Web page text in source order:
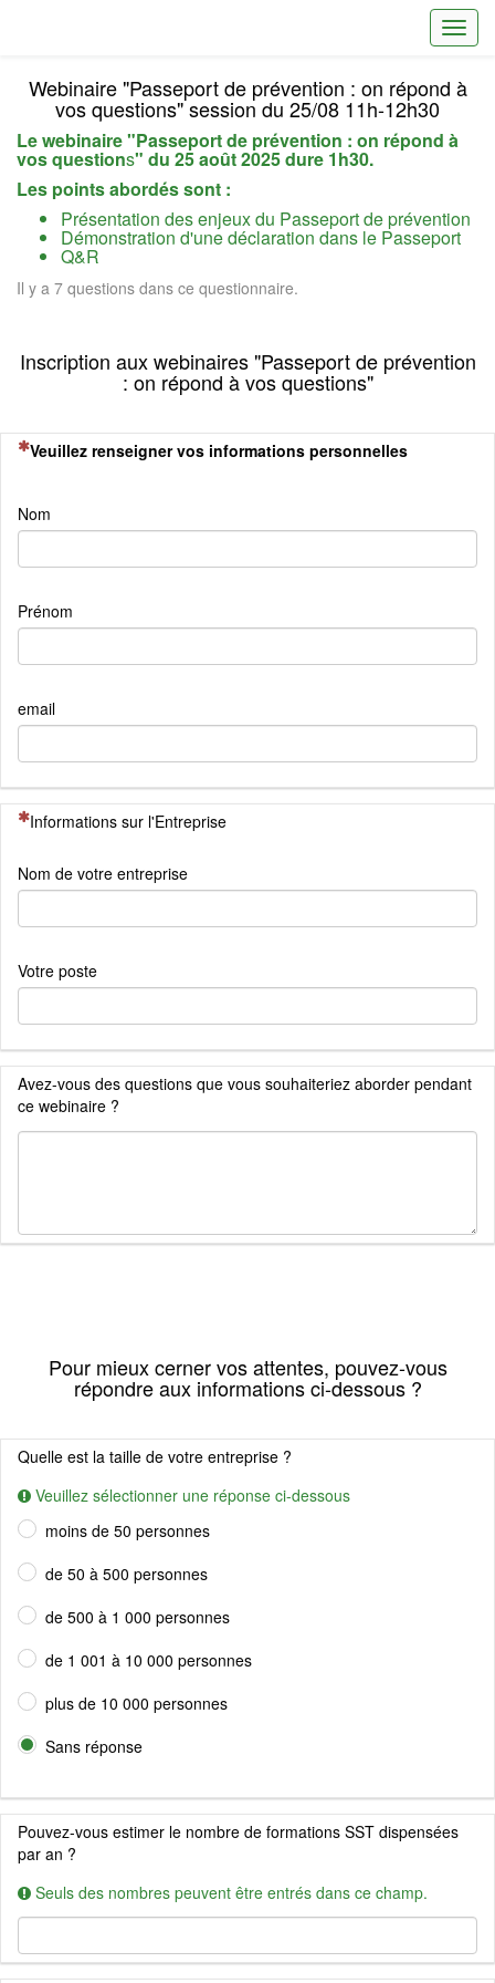
Webinaire "Passeport de prévention : on répond à
vos questions" session du 25/08 11h-12h30
Le webinaire "Passeport de prévention : on répond à
vos questions" du 25 août 2025 dure 1h30.
Les points abordés sont :
Présentation des enjeux du Passeport de prévention
Démonstration d'une déclaration dans le Passeport
Q&R
Il y a 7 questions dans ce questionnaire.
Inscription aux webinaires "Passeport de prévention
: on répond à vos questions"
(Cette question est obligatoire)
Veuillez renseigner vos informations personnelles
Nom
Prénom
email
(Cette question est obligatoire)
Informations sur l'Entreprise
Nom de votre entreprise
Votre poste
Avez-vous des questions que vous souhaiteriez aborder pendant
ce webinaire ?
Pour mieux cerner vos attentes, pouvez-vous
répondre aux informations ci-dessous ?
Quelle est la taille de votre entreprise ?
Veuillez sélectionner une réponse ci-dessous
moins de 50 personnes
de 50 à 500 personnes
de 500 à 1 000 personnes
de 1 001 à 10 000 personnes
plus de 10 000 personnes
Sans réponse
Pouvez-vous estimer le nombre de formations SST dispensées
par an ?
Seuls des nombres peuvent être entrés dans ce champ.